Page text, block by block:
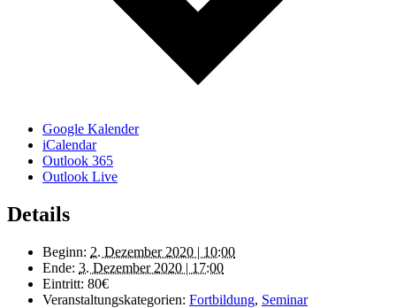
Google Kalender
iCalendar
Outlook 365
Outlook Live
Details
Beginn: 2. Dezember 2020 | 10:00
Ende: 3. Dezember 2020 | 17:00
Eintritt: 80€
Veranstaltungskategorien: Fortbildung, Seminar